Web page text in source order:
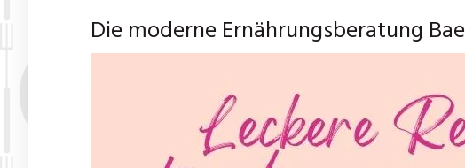
Die moderne Ernährungsberatung